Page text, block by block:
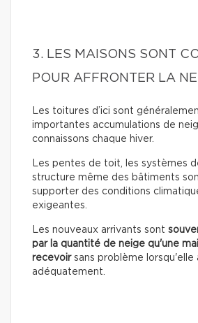
3. LES MAISONS SONT
POUR AFFRONTER LA
Les toitures d’ici sont
importantes accumulations de
connaissons chaque hiver.
Les pentes de toit, les systèmes
structure même des bâtiments
supporter des conditions
exigeantes.
Les nouveaux arrivants sont
par la quantité de neige qu'une
recevoirsans problème lorsqu'elle
adéquatement.